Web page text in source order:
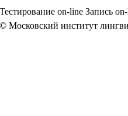
Тестирование on-line Запись
© Московский институт